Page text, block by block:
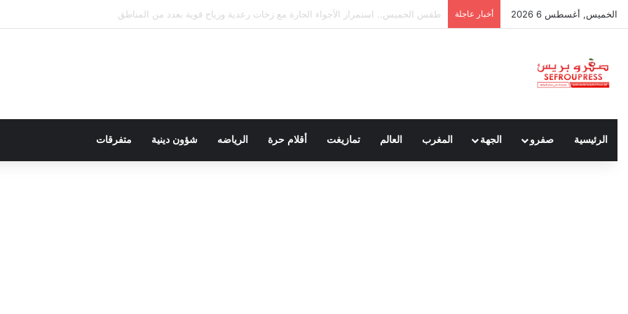
الخميس, أغسطس 6 2026 أخبار عاجلة المجلس الوطني للصحافة.. الذي نريد
الرئيسية صفرو الجهة المغرب العالم تمازيغت أقلام حرة الرياضه شؤون دينية متفرقات